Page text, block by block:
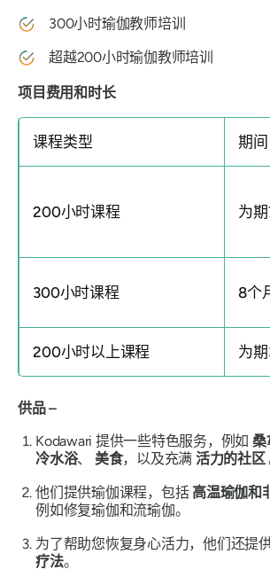
300小时瑜伽教师培训
超越200小时瑜伽教师培训
项目费用和时长
课程类型 期间
200小时课程 为
300小时课程 8个
200小时以上课程 为
供品 –
Kodawari 提供一些特色服务，例如 桑
冷水浴、 美食，以及充满 活力的社区
他们提供瑜伽课程，包括 高温瑜伽和
例如修复瑜伽和流瑜伽。
为了帮助您恢复身心活力，他们还提
疗法。